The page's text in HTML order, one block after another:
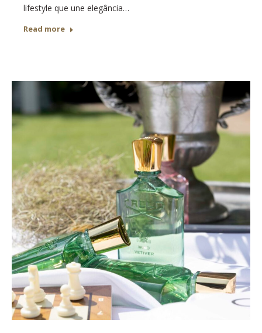
lifestyle que une elegância…
Read more